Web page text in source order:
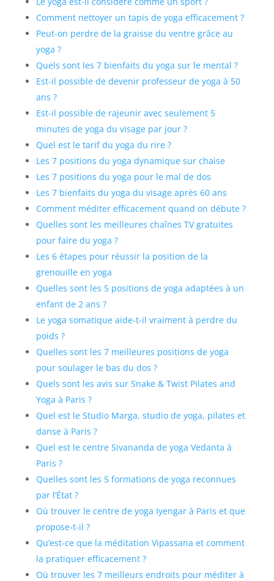
Comment nettoyer un tapis de yoga efficacement ?
Peut-on perdre de la graisse du ventre grâce au
yoga ?
Quels sont les 7 bienfaits du yoga sur le mental ?
Est-il possible de devenir professeur de yoga à 50
ans ?
Est-il possible de rajeunir avec seulement 5
minutes de yoga du visage par jour ?
Quel est le tarif du yoga du rire ?
Les 7 positions du yoga dynamique sur chaise
Les 7 positions du yoga pour le mal de dos
Les 7 bienfaits du yoga du visage après 60 ans
Comment méditer efficacement quand on débute ?
Quelles sont les meilleures chaînes TV gratuites
pour faire du yoga ?
Les 6 étapes pour réussir la position de la
grenouille en yoga
Quelles sont les 5 positions de yoga adaptées à un
enfant de 2 ans ?
Le yoga somatique aide-t-il vraiment à perdre du
poids ?
Quelles sont les 7 meilleures positions de yoga
pour soulager le bas du dos ?
Quels sont les avis sur Snake & Twist Pilates and
Yoga à Paris ?
Quel est le Studio Marga, studio de yoga, pilates et
danse à Paris ?
Quel est le centre Sivananda de yoga Vedanta à
Paris ?
Quelles sont les 5 formations de yoga reconnues
par l’État ?
Où trouver le centre de yoga Iyengar à Paris et que
propose-t-il ?
Qu’est-ce que la méditation Vipassana et comment
la pratiquer efficacement ?
Où trouver les 7 meilleurs endroits pour méditer à